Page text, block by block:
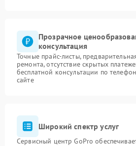
Прозрачное
консультация
Точные прайс-листы,
ремонта, отсутствие скрытых
бесплатной консультации по
сайте
Широкий спектр услуг
Сервисный центр GoPro